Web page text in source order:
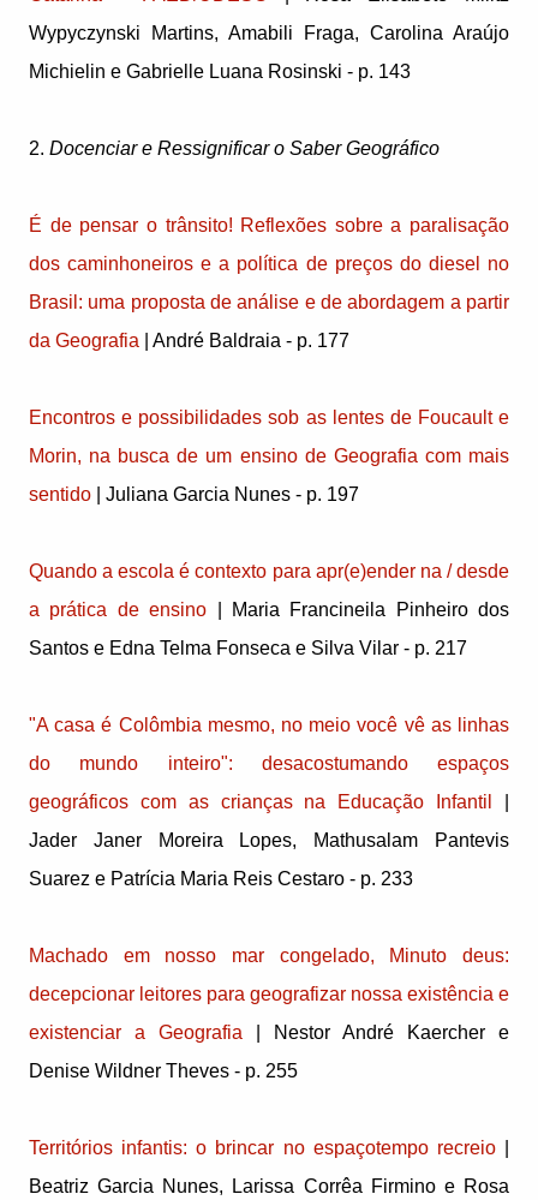
Wypyczynski Martins, Amabili Fraga, Carolina Araújo
Michielin e Gabrielle Luana Rosinski - p. 143
2. Docenciar e Ressignificar o Saber Geográfico
É de pensar o trânsito! Reflexões sobre a paralisação
dos caminhoneiros e a política de preços do diesel no
Brasil: uma proposta de análise e de abordagem a partir
da Geografia | André Baldraia - p. 177
Encontros e possibilidades sob as lentes de Foucault e
Morin, na busca de um ensino de Geografia com mais
sentido | Juliana Garcia Nunes - p. 197
Quando a escola é contexto para apr(e)ender na / desde
a prática de ensino | Maria Francineila Pinheiro dos
Santos e Edna Telma Fonseca e Silva Vilar - p. 217
"A casa é Colômbia mesmo, no meio você vê as linhas
do mundo inteiro": desacostumando espaços
geográficos com as crianças na Educação Infantil
Jader Janer Moreira Lopes, Mathusalam Pantevis
Suarez e Patrícia Maria Reis Cestaro - p. 233
Machado em nosso mar congelado, Minuto deus:
decepcionar leitores para geografizar nossa existência e
existenciar a Geografia | Nestor André Kaercher e
Denise Wildner Theves - p. 255
Territórios infantis: o brincar no espaçotempo recreio|
Beatriz Garcia Nunes, Larissa Corrêa Firmino e Rosa